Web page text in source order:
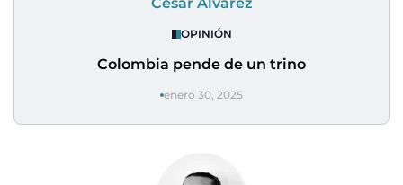
OPINIÓN
Colombia pende de un trino
enero 30, 2025